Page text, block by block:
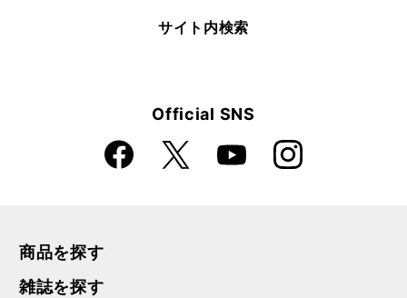
サイト内検索
Official SNS
Faceboo
k
X YouTube Instagra
m
商品を探す
雑誌を探す